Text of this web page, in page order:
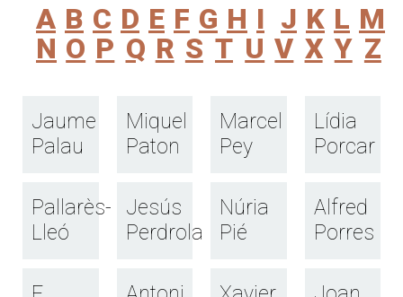
A B C D E F G H I J K L M
N O P Q R S T U V X Y Z
Jaume
Palau
Pallarès-
Lleó
Miquel
Paton
Jesús
Perdrola
Marcel
Pey
Núria
Pié
Lídia
Porcar
Alfred
Porres